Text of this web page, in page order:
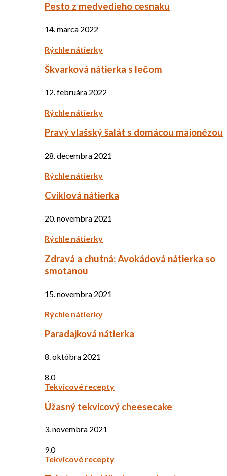
Pesto z medvedieho cesnaku
14. marca 2022
Rýchle nátierky
Škvarková nátierka s lečom
12. februára 2022
Rýchle nátierky
Pravý vlašský šalát s domácou majonézou
28. decembra 2021
Rýchle nátierky
Cviklová nátierka
20. novembra 2021
Rýchle nátierky
Zdravá a chutná: Avokádová nátierka so
smotanou
15. novembra 2021
Rýchle nátierky
Paradajková nátierka
8. októbra 2021
8.0
Tekvicové recepty
Úžasný tekvicový cheesecake
3. novembra 2021
9.0
Tekvicové recepty